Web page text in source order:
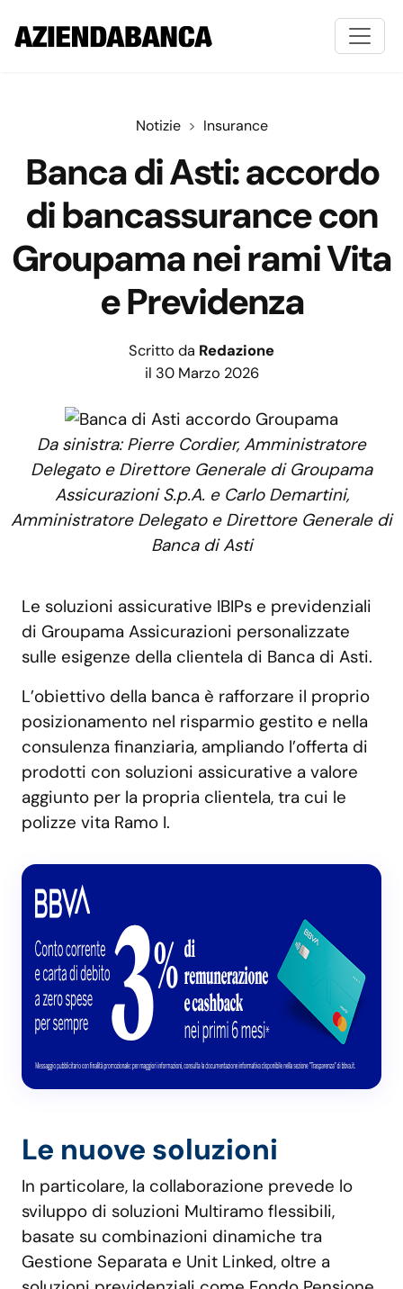
Notizie Insurance
Banca di Asti: accordo
di bancassurance con
Groupama nei rami Vita
e Previdenza
Scritto da Redazione
il 30 Marzo 2026
Da sinistra: Pierre Cordier, Amministratore
Delegato e Direttore Generale di Groupama
Assicurazioni S.p.A. e Carlo Demartini,
Amministratore Delegato e Direttore Generale di
Banca di Asti
Le soluzioni assicurative IBIPs e previdenziali
di Groupama Assicurazioni personalizzate
sulle esigenze della clientela di Banca di Asti.
L’obiettivo della banca è rafforzare il proprio
posizionamento nel risparmio gestito e nella
consulenza finanziaria, ampliando l’offerta di
prodotti con soluzioni assicurative a valore
aggiunto per la propria clientela, tra cui le
polizze vita Ramo I.
Le nuove soluzioni
In particolare, la collaborazione prevede lo
sviluppo di soluzioni Multiramo flessibili,
basate su combinazioni dinamiche tra
Gestione Separata e Unit Linked, oltre a